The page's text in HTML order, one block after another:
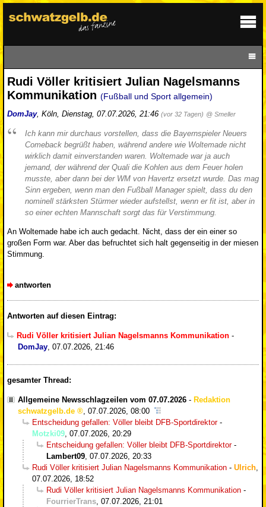
Rudi Völler kritisiert Julian Nagelsmanns
Kommunikation (Fußball und Sport allgemein)
DomJay, Köln, Dienstag, 07.07.2026, 21:46 (vor 32 Tagen) @ Smeller
Ich kann mir durchaus vorstellen, dass die Bayernspieler Neuers
Comeback begrüßt haben, während andere wie Woltemade nicht
wirklich damit einverstanden waren. Woltemade war ja auch
jemand, der während der Quali die Kohlen aus dem Feuer holen
musste, aber dann bei der WM von Havertz ersetzt wurde. Das mag
Sinn ergeben, wenn man den Fußball Manager spielt, dass du den
nominell stärksten Stürmer wieder aufstellst, wenn er fit ist, aber in
so einer echten Mannschaft sorgt das für Verstimmung.
An Woltemade habe ich auch gedacht. Nicht, dass der ein einer so
großen Form war. Aber das befruchtet sich halt gegenseitig in der miesen
Stimmung.
antworten
Antworten auf diesen Eintrag:
Rudi Völler kritisiert Julian Nagelsmanns Kommunikation -
DomJay, 07.07.2026, 21:46
gesamter Thread:
Allgemeine Newsschlagzeilen vom 07.07.2026 - Redaktion
schwatzgelb.de
07.07.2026, 08:00
Entscheidung gefallen: Völler bleibt DFB-Sportdirektor-
Motzki09 07.07.2026, 20:29
Entscheidung gefallen: Völler bleibt DFB-Sportdirektor-
Lambert09 07.07.2026, 20:33
Rudi Völler kritisiert Julian Nagelsmanns Kommunikation - Ulrich
07.07.2026, 18:52
Rudi Völler kritisiert Julian Nagelsmanns Kommunikation -
FourrierTrans 07.07.2026, 21:01